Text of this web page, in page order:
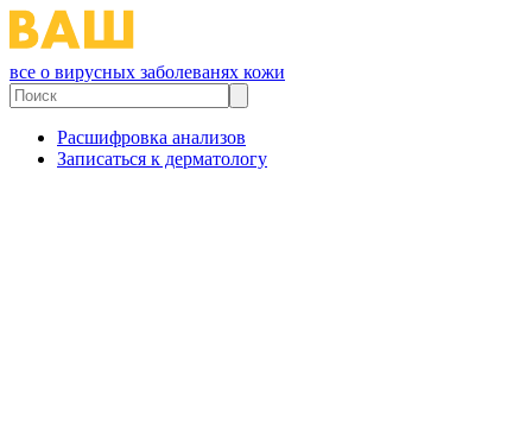
все о вирусных заболеванях кожи
Расшифровка анализов
Записаться к дерматологу